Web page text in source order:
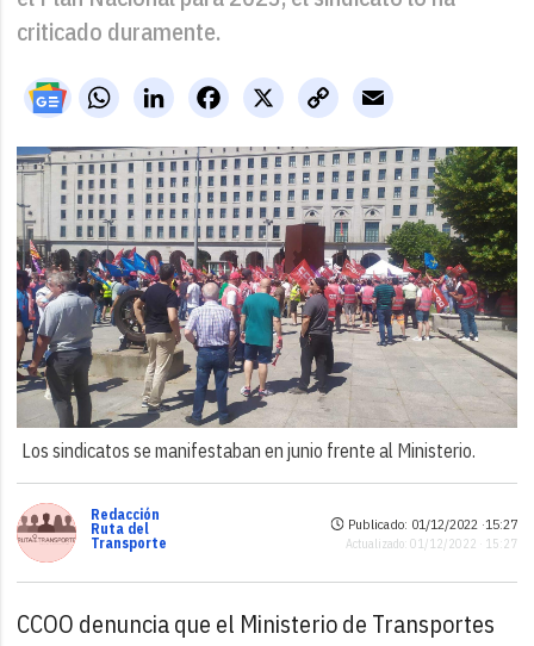
criticado duramente.
WhatsAppLinkedIn X
Facebook
Copy
Link
Email
Los sindicatos se manifestaban en junio frente al Ministerio.
Redacción
Ruta del
Transporte
Publicado: 01/12/2022 ·15:27
Actualizado: 01/12/2022 · 15:27
CCOO denuncia que el Ministerio de Transportes